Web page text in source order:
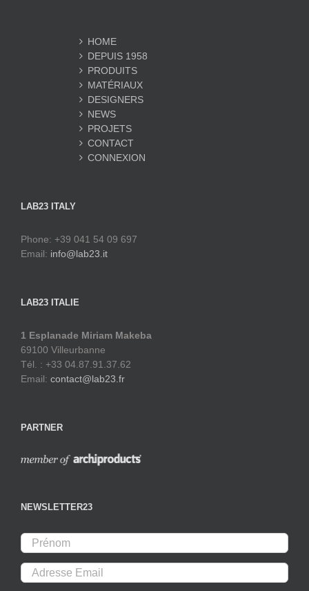
HOME
DEPUIS 1958
PRODUITS
MATÉRIAUX
DESIGNERS
NEWS
PROJETS
CONTACT
CONNEXION
LAB23 ITALY
Phone: +39 041 54 09 697
Email: info@lab23.it
LAB23 ITALIE
1 Esplanade Miriam Makeba
69100 Villeurbanne
Tél. : +33 04.87.91.37.62
Email: contact@lab23.fr
PARTNER
NEWSLETTER23